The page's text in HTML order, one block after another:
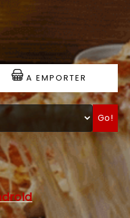
A EMPORTER
Go!